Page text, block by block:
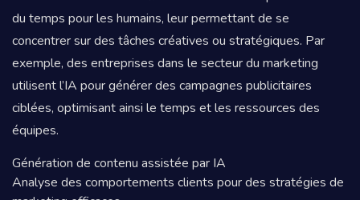
du temps pour les humains, leur permettant de se
concentrer sur des tâches créatives ou stratégiques. Par
exemple, des entreprises dans le secteur du marketing
utilisent l’IA pour générer des campagnes publicitaires
ciblées, optimisant ainsi le temps et les ressources des
équipes.
Génération de contenu assistée par IA
Analyse des comportements clients pour des stratégies de